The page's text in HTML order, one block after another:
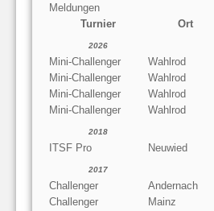
Meldungen
Turnier
Ort
2026
Mini-Challenger Wahlrod
Mini-Challenger
Wahlrod
Mini-Challenger
Wahlrod
Mini-Challenger
Wahlrod
2018
ITSF Pro Neuwied
2017
Challenger Andernach
Challenger
Mainz